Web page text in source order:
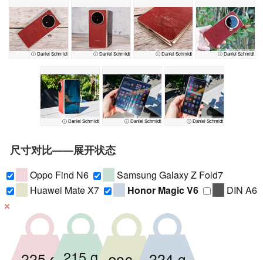
ⓘ Daniel Schmidt ⓘ Daniel Schmidt ⓘ Daniel Schmidt ⓘ Daniel Schmidt
ⓘ Daniel Schmidt ⓘ Daniel Schmidt ⓘ Daniel Schmidt
尺寸对比——展开状态
Oppo Find N6
Samsung Galaxy Z Fold7
Huawei Mate X7
Honor Magic V6 DIN A6
❌